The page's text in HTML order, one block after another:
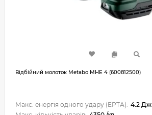
Відбійний молоток Metabo MHE 4 (600812500)
Макс. енергія одного удару (EPTA): 4.2 Дж